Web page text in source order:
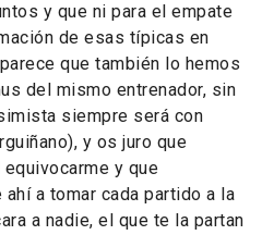
y que ni para el empate
de esas típicas en
que también lo hemos
del mismo entrenador, sin
siempre será con
y os juro que
y que
a tomar cada partido a la
a nadie, el que te la partan